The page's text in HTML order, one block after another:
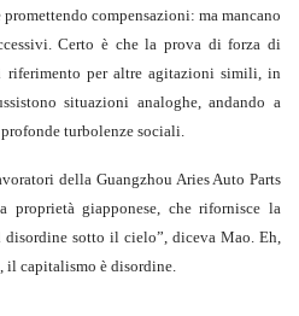
compensazioni: ma mancano
Certo è che la prova di forza di
per altre agitazioni simili, in
situazioni analoghe, andando a
turbolenze sociali.
della Guangzhou Aries Auto Parts
proprietà giapponese, che rifornisce la
sotto il cielo”, diceva Mao. Eh,
il capitalismo è disordine.